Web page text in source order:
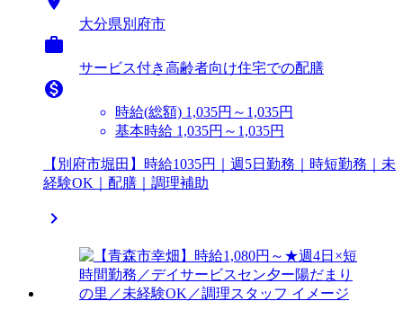
大分県別府市

サービス付き高齢者向け住宅での配膳

時給(総額) 1,035円～1,035円
基本時給 1,035円～1,035円
【別府市堀田】時給1035円｜週5日勤務｜時短勤務｜未
経験OK｜配膳｜調理補助
